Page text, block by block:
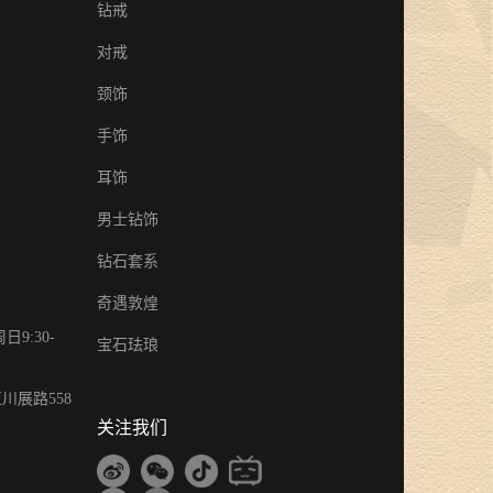
日9:30-
展路558
钻戒
对戒
颈饰
手饰
耳饰
男士钻饰
钻石套系
奇遇敦煌
宝石珐琅
关注我们